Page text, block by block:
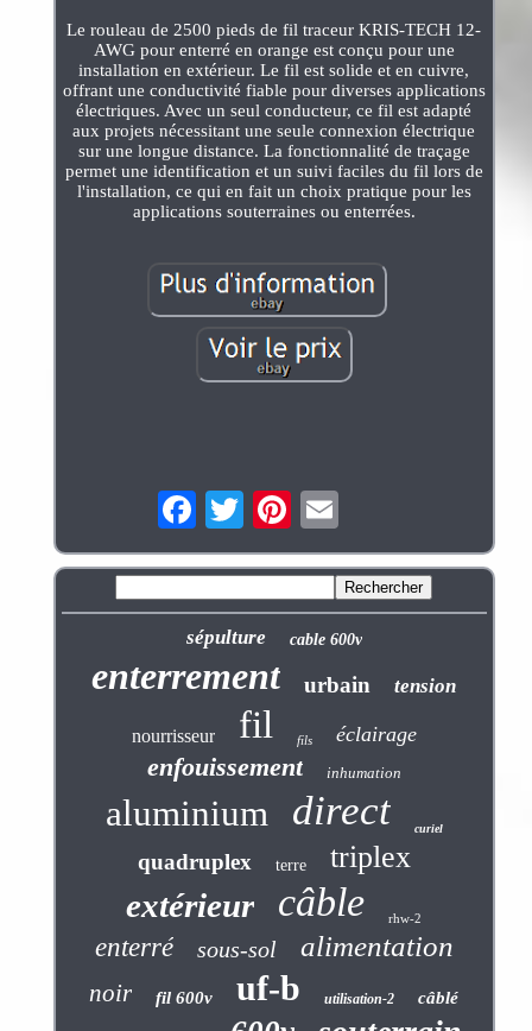
Le rouleau de 2500 pieds de fil traceur KRIS-TECH 12-
AWG pour enterré en orange est conçu pour une
installation en extérieur. Le fil est solide et en cuivre,
offrant une conductivité fiable pour diverses applications
électriques. Avec un seul conducteur, ce fil est adapté
aux projets nécessitant une seule connexion électrique
sur une longue distance. La fonctionnalité de traçage
permet une identification et un suivi faciles du fil lors de
l'installation, ce qui en fait un choix pratique pour les
applications souterraines ou enterrées.
sépulture cable 600v
enterrement urbain tension
nourrisseur fil fils éclairage
enfouissement inhumation
aluminium direct curiel
quadruplex terre triplex
extérieur câble rhw-2
enterré sous-sol alimentation
noir fil 600v uf-b utilisation-2 câblé